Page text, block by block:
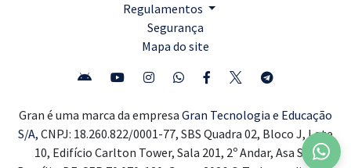
Regulamentos
Segurança
Mapa do site
Gran é uma marca da empresa Gran Tecnologia e Educação
S/A, CNPJ: 18.260.822/0001-77, SBS Quadra 02, Bloco J, Lote
10, Edifício Carlton Tower, Sala 201, 2º Andar, Asa Sul,